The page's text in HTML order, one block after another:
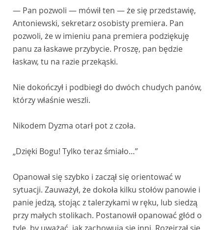
— Pan pozwoli — mówił ten — że się przedstawię,
Antoniewski, sekretarz osobisty premiera. Pan
pozwoli, że w imieniu pana premiera podziękuję
panu za łaskawe przybycie. Proszę, pan będzie
łaskaw, tu na razie przekąski.
Nie dokończył i podbiegł do dwóch chudych panów,
którzy właśnie weszli.
Nikodem Dyzma otarł pot z czoła.
„Dzięki Bogu! Tylko teraz śmiało…”
Opanował się szybko i zaczął się orientować w
sytuacji. Zauważył, że dokoła kilku stołów panowie i
panie jedzą, stojąc z talerzykami w ręku, lub siedzą
przy małych stolikach. Postanowił opanować głód o